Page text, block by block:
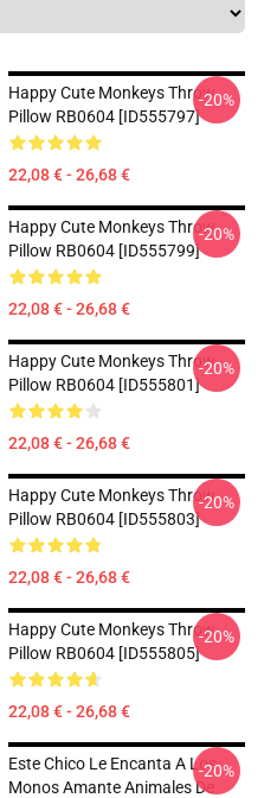
Happy Cute Monkeys Throw
Pillow RB0604 [ID555797]
22,08 € - 26,68 €
-20%
Happy Cute Monkeys Throw
Pillow RB0604 [ID555799]
22,08 € - 26,68 €
-20%
Happy Cute Monkeys Throw
Pillow RB0604 [ID555801]
22,08 € - 26,68 €
-20%
Happy Cute Monkeys Throw
Pillow RB0604 [ID555803]
22,08 € - 26,68 €
-20%
Happy Cute Monkeys Throw
Pillow RB0604 [ID555805]
22,08 € - 26,68 €
-20%
Este Chico Le Encanta A Los
Monos Amante Animales De
-20%